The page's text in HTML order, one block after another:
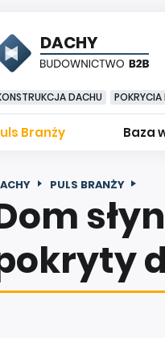
DACHY
DACHU
Branży Baza
PULS BRANŻY